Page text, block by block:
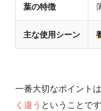
葉の特徴
主な使用シーン
一番大切なポイントは
く違う ということです